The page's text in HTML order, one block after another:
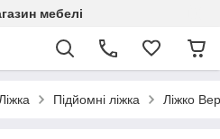
мебелi
Ліжка Підйомні ліжка Ліжко